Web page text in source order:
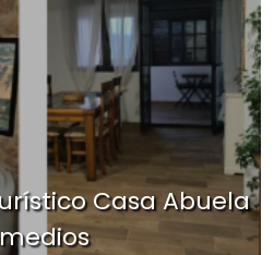
Casa Abuela